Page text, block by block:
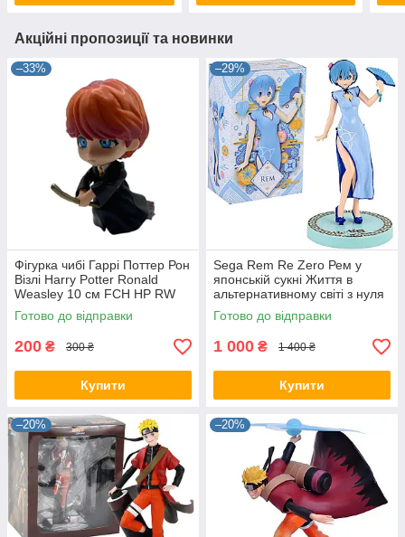
Акційні пропозиції та новинки
–33%
Фігурка чибі Гаррі Поттер Рон
Візлі Harry Potter Ronald
Weasley 10 см FCH HP RW
10 02
Готово до відправки
200 ₴ 300 ₴
Купити
–29%
Sega Rem Re Zero Рем у
японській сукні Життя в
альтернативному світі з нуля
21 см anime RZ 22.97
Готово до відправки
1 000 ₴ 1 400 ₴
Купити
–20% –20%